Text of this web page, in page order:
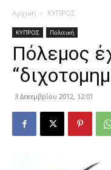
Αρχική ΚΥΠΡΟΣ
ΚΥΠΡΟΣ Πολιτική
Πόλεμος
3 Δεκεμβρίου 2012, 12:01